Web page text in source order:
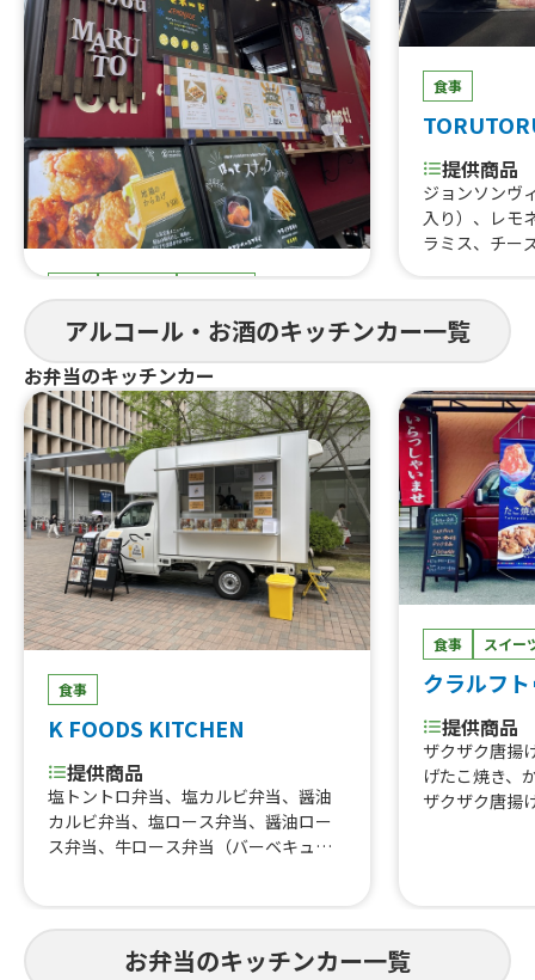
まると
提供商品
ぐるぐるウインナー、QQボール、生ビ
ール、ゆめかわひんやりスイーツ、豚
角煮丼、かき氷、ほっとスナック、か
す大根、ホットレモネード、唐揚げ、le
monade、つくねフリット、つくねカ
レー、つくねライス
食事
提供商品
ジョンソンヴ
入り）、レモ
ラミス、チー
すじ煮込み、
重、はらみ
牛タン串、
にわ黒牛ステ
巻きおにぎり
熟成ハラミ串
焼肉丼、大阪
美人カステラ
0個、チュロ
ーク焼きそば
ェ、焼き鳥、
しパイン、な
ば、フランク
こ焼き
アルコール・お酒のキッチンカー一覧
お弁当のキッチンカー
食事
K FOODS KITCHEN
提供商品
塩トントロ弁当、塩カルビ弁当、醤油
カルビ弁当、塩ロース弁当、醤油ロー
ス弁当、牛ロース弁当（バーベキュ
食事 スイー
クラルフ
提供商品
ザクザク唐揚
げたこ焼き、
ザクザク唐揚
お弁当のキッチンカー一覧